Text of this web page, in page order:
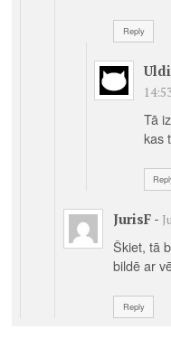
Reply
Tā
kas
JurisF -
Škiet, tā
bildē ar
Reply